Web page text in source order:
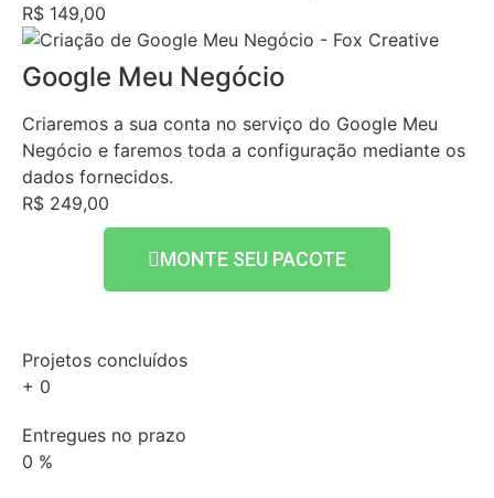
R$ 149,00
Google Meu Negócio
Criaremos a sua conta no serviço do Google Meu
Negócio e faremos toda a configuração mediante os
dados fornecidos.
R$ 249,00
MONTE SEU PACOTE
Projetos concluídos
+ 0
Entregues no prazo
0 %